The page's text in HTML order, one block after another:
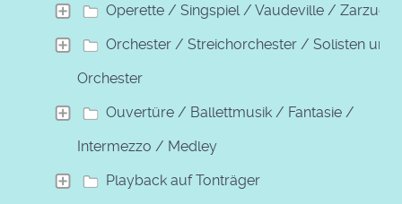
Operette / Singspiel / Vaudeville / Zarzuela
Orchester / Streichorchester / Solisten und
Orchester
Ouvertüre / Ballettmusik / Fantasie /
Intermezzo / Medley
Playback auf Tonträger